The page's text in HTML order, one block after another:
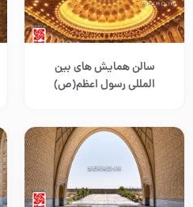
سالن همایش های بین
المللی رسول اعظم(ص)